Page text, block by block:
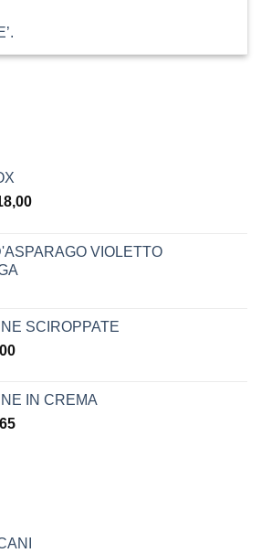
Il
è:
VIOLETTO
SCIROPPATE
Il
è:
€6,00.
IN CREMA
Il